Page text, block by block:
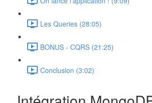
Les Queries (28:05)
BONUS - CQRS (21:25)
Conclusion (3:02)